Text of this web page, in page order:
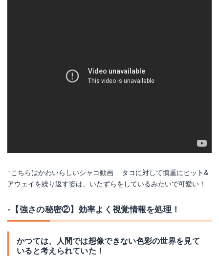
↑こちらはかわいらしいシャコ動画 タコに対して慎重にヒット&
アウェイを繰り返す姿は、いたずらをしているみたいで可愛い！
-【強さの秘密②】効率よく視覚情報を処理！
かつては、人間では想像できない色彩の世界を見て
いると考えられていた！